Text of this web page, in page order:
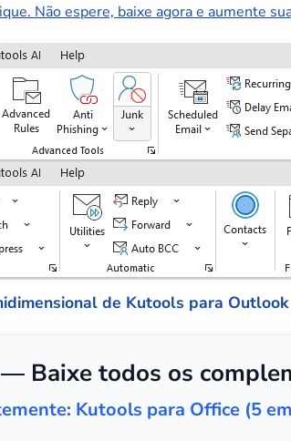
Não espere, baixe agora e aumente
de Kutools para Outlook
Baixe todos os
Kutools para Office (5